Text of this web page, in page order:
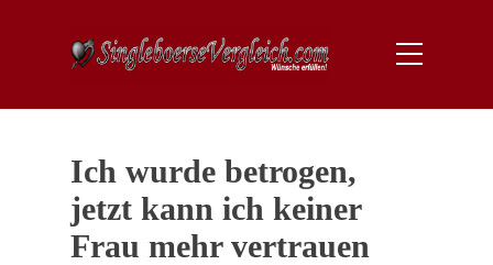
Ich wurde betrogen,
jetzt kann ich keiner
Frau mehr vertrauen